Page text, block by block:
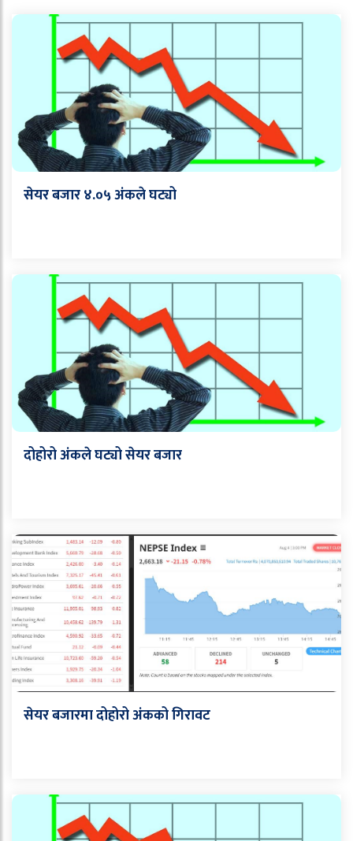
सेयर बजार ४.०५ अंकले घट्यो
दोहोरो अंकले घट्यो सेयर बजार
सेयर बजारमा दोहोरो अंकको गिरावट